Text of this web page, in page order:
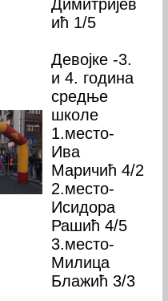
Димитријев
ић 1/5
Девојке -3.
и 4. година
средње
школе
1.место-
Ива
Маричић 4/2
2.место-
Исидора
Рашић 4/5
3.место-
Милица
Блажић 3/3